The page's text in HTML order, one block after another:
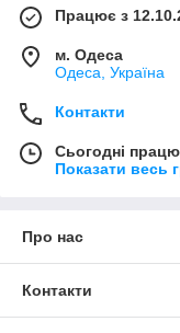
Працює з
м. Одеса
Одеса, Україна
Контакти
Сьогодні
Показати весь
Про нас
Контакти